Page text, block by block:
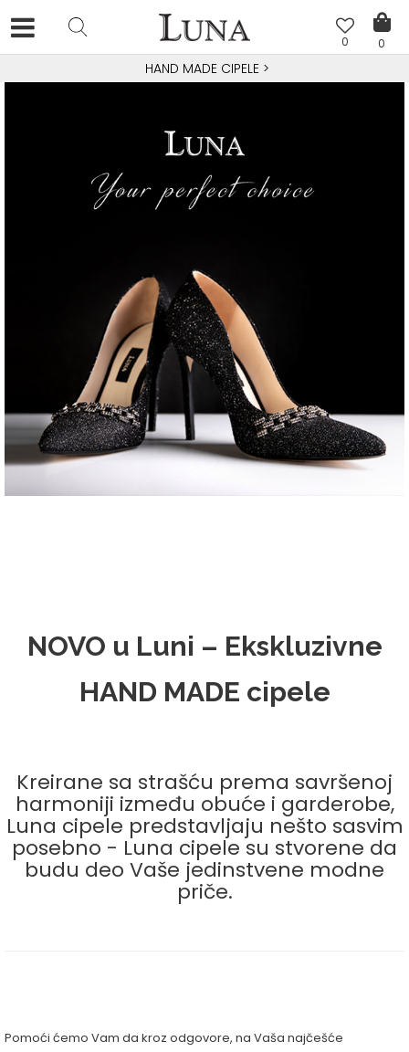
0
0
HAND MADE CIPELE >
NOVO u Luni – Ekskluzivne
HAND MADE cipele
Kreirane sa strašću prema savršenoj
harmoniji između obuće i garderobe,
Luna cipele predstavljaju nešto sasvim
posebno - Luna cipele su stvorene da
budu deo Vaše jedinstvene modne
priče.
Pomoći ćemo Vam da kroz odgovore, na Vaša najčešće